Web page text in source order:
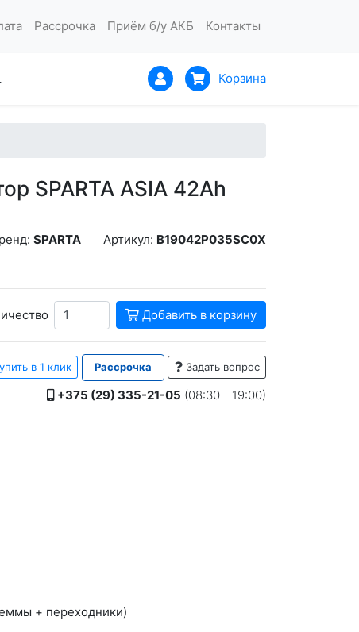
Рассрочка Приём б/у АКБ Контакты
Корзина
SPARTA ASIA 42Ah
SPARTA Артикул: B19042P035SC0X
Добавить в корзину
в 1 клик Рассрочка Задать вопрос
+375 (29) 335-21-05 (08:30 - 19:00)
+ переходники)